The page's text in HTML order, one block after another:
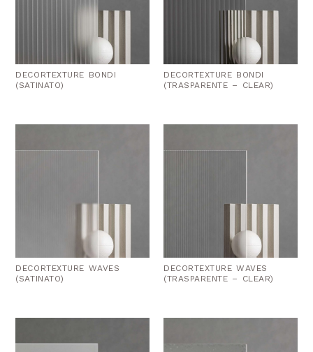
DECORTEXTURE BONDI
(SATINATO)
DECORTEXTURE BONDI
(TRASPARENTE – CLEAR)
DECORTEXTURE WAVES
(SATINATO)
DECORTEXTURE WAVES
(TRASPARENTE – CLEAR)